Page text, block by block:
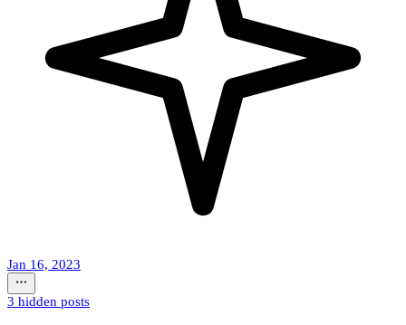
Jan 16, 2023
3 hidden posts